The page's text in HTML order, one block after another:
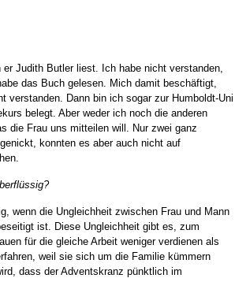
Judith Butler liest. Ich habe nicht verstanden,
das Buch gelesen. Mich damit beschäftigt,
verstanden. Dann bin ich sogar zur Humboldt-Uni
belegt. Aber weder ich noch die anderen
die Frau uns mitteilen will. Nur zwei ganz
konnten es aber auch nicht auf
wenn die Ungleichheit zwischen Frau und Mann
ist. Diese Ungleichheit gibt es, zum
für die gleiche Arbeit weniger verdienen als
weil sie sich um die Familie kümmern
dass der Adventskranz pünktlich im